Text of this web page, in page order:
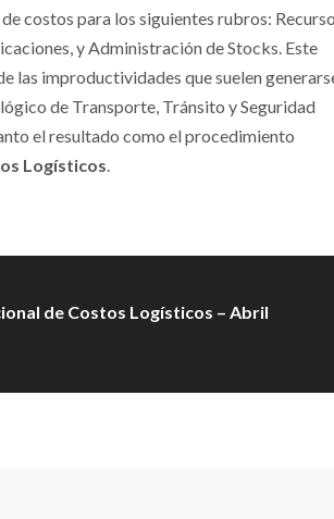
costos para los siguientes rubros:
y Administración de Stocks. Este
las improductividades que suelen
de Transporte, Tránsito y Seguridad
el resultado como el procedimiento
Logísticos.
de Costos Logísticos – Abril